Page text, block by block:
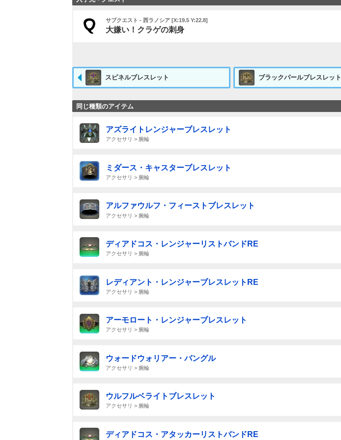
サブクエスト - 西ラノシア [X:19.5 Y:22.8]
大嫌い！クラゲの刺身
スピネルブレスレット ブラックパールブレスレット
同じ種類のアイテム
アズライトレンジャーブレスレット
アクセサリ > 腕輪
ミダース・キャスターブレスレット
アクセサリ > 腕輪
アルファウルフ・フィーストブレスレット
アクセサリ > 腕輪
ディアドコス・レンジャーリストバンドRE
アクセサリ > 腕輪
レディアント・レンジャーブレスレットRE
アクセサリ > 腕輪
アーモロート・レンジャーブレスレット
アクセサリ > 腕輪
ウォードウォリアー・バングル
アクセサリ > 腕輪
ウルフルベライトブレスレット
アクセサリ > 腕輪
ディアドコス・アタッカーリストバンドRE